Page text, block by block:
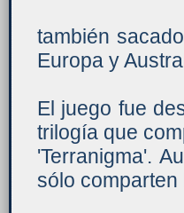
también
Europa y
El juego fue
trilogía que
'Terranigma'.
sólo